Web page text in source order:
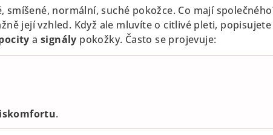
smíšené, normální, suché pokožce. Co mají
její vzhled. Když ale mluvíte o citlivé pleti,
asignály pokožky. Často se projevuje:
.